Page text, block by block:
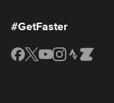
#GetFaster